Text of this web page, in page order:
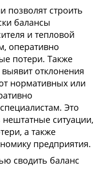
позволят строить
балансы
и тепловой
оперативно
потери. Также
отклонения
нормативных или
Это
ситуации,
а также
предприятия.
сводить баланс